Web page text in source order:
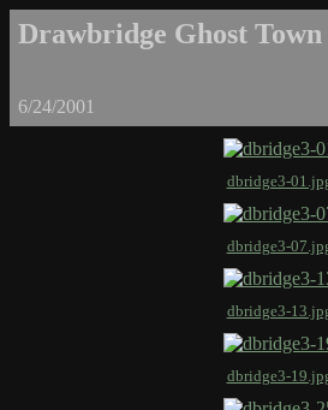
Drawbridge Ghost
6/24/2001
dbridge3-
dbridge3-
dbridge3-
dbridge3-